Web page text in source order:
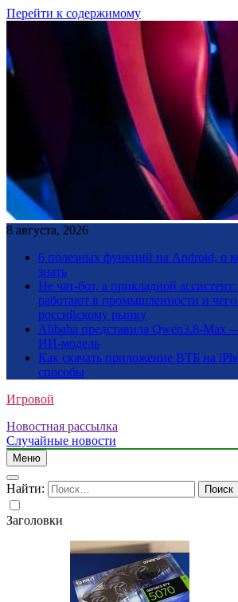
Перейти к содержимому
8 августа, 2026
6 полезных функций на Android, о
знать
Не чат-бот, а прикладной
работают в промышленности и чего
российскому рынку
Alibaba представила Qwen3.8-
ИИ-модель
Как скачать приложение ВТБ на
способы
Игровой
Новостная рассылка
Случайные новости
Меню
Найти:
Заголовки